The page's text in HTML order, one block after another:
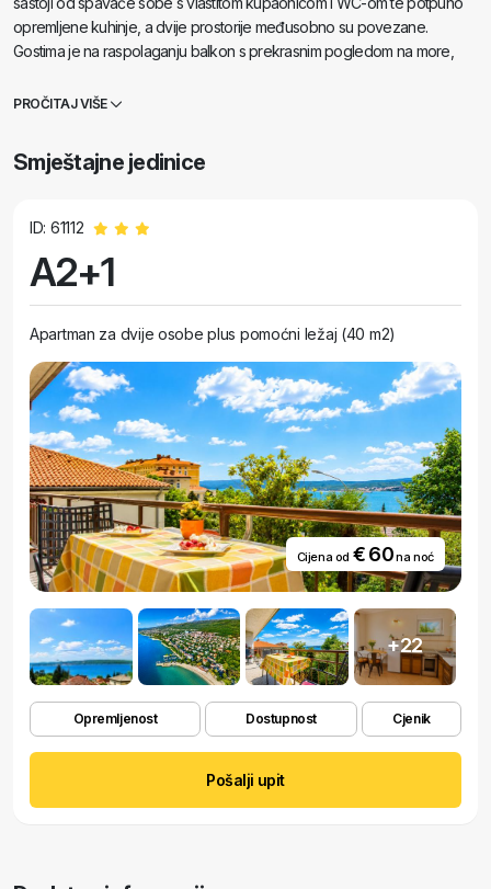
opremljene kuhinje, a dvije prostorije međusobno su povezane.
Gostima je na raspolaganju balkon s prekrasnim pogledom na more,
boravak osigurani su: * klima uređaj * SAT TV * besplatan Wi-Fi *
bezbrižan odmor. Radujemo se vašem dolasku i želimo vam ugodan
PROČITAJ VIŠE
Smještajne jedinice
ID: 61112
A2+1
Apartman za dvije osobe plus pomoćni ležaj (40 m2)
Cijena od € 60na noć
+22
Opremljenost Dostupnost Cjenik
Pošalji upit